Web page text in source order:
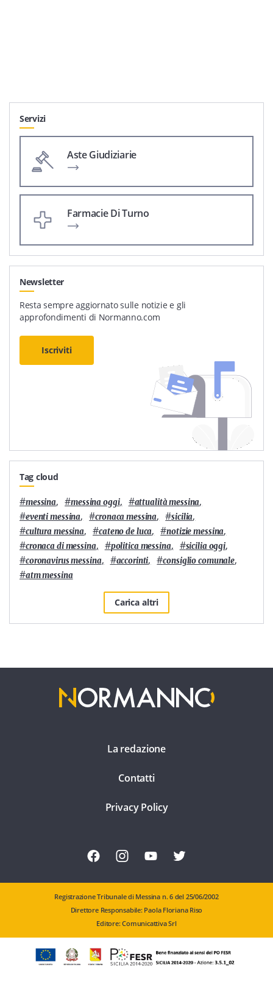
Servizi
Aste Giudiziarie
Farmacie Di Turno
Newsletter
Resta sempre aggiornato sulle notizie e gli
approfondimenti di Normanno.com
Iscriviti
Tag cloud
#messina, #messina oggi, #attualità messina,
#eventi messina, #cronaca messina, #sicilia,
#cultura messina, #cateno de luca, #notizie messina,
#cronaca di messina, #politica messina, #sicilia oggi,
#coronavirus messina, #accorinti, #consiglio comunale,
#atm messina
Carica altri
La redazione
Contatti
Privacy Policy
Registrazione Tribunale di Messina n. 6 del 25/06/2002
Direttore Responsabile: Paola Floriana Riso
Editore: Comunicattiva Srl